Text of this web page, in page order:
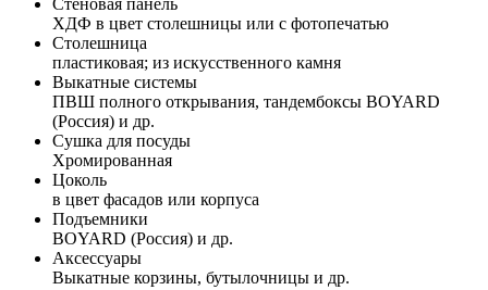
ХДФ в цвет столешницы или с фотопечатью
Столешница
пластиковая; из искусственного камня
Выкатные системы
ПВШ полного открывания, тандембоксы BOYARD
(Россия) и др.
Сушка для посуды
Хромированная
Цоколь
в цвет фасадов или корпуса
Подъемники
BOYARD (Россия) и др.
Аксессуары
Выкатные корзины, бутылочницы и др.